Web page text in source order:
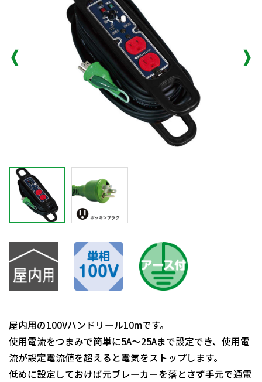
屋内用の100Vハンドリール10mです。
使用電流をつまみで簡単に5A～25Aまで設定でき、使用電
流が設定電流値を超えると電気をストップします。
低めに設定しておけば元ブレーカーを落とさず手元で通電